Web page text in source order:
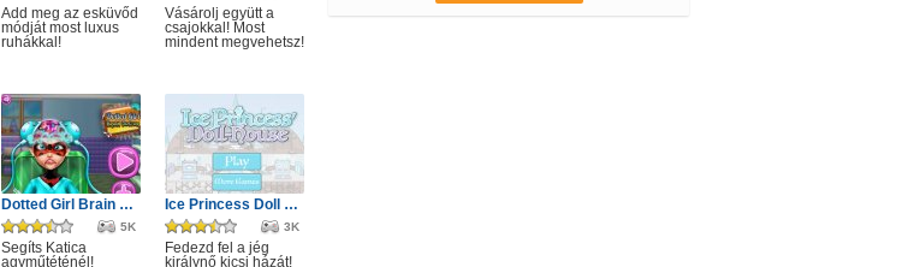
Add meg az esküvőd
módját most luxus
ruhákkal!
Vásárolj együtt a
csajokkal! Most
mindent megvehetsz!
Dotted Girl Brain Doctor
5K
Segíts Katica
agyműtéténél!
Ice Princess Doll House
3K
Fedezd fel a jég
királynő kicsi házát!